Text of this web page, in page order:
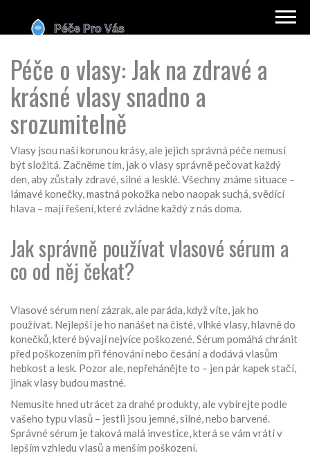
Péče o vlasy: Jak na zdravé a
krásné vlasy snadno a
srozumitelně
Vlasy jsou naší korunou krásy, ale jejich správná péče nemusí
být složitá. Začněme tím, jak o vlasy správně pečovat každý
den, aby zůstaly zdravé, silné a lesklé. Všechny známe situace –
lámavé konečky, mastná pokožka nebo naopak suchá, svědící
hlava – mají řešení, které zvládne každý z nás doma.
Jak správně používat vlasové sérum a
co od něj čekat?
Vlasové sérum není zázrak, ale paráda, když víte, jak ho
používat. Nejlepší je ho nanášet na čisté, vlhké vlasy, hlavně do
konečků, které bývají nejvíce poškozené. Sérum pomáhá chránit
před poškozením při fénování nebo česání a dodává vlasům
hebkost a lesk. Pozor ale, nepřehánějte to – jen pár kapek stačí,
jinak vlasy budou mastné.
Nemusíte hned utrácet za drahé produkty, ale vybírejte podle
vašeho typu vlasů – jestli jsou jemné, silné, nebo barvené.
Správné sérum je taková malá investice, která se vám vrátí v
lepším vzhledu vlasů a menším poškození.